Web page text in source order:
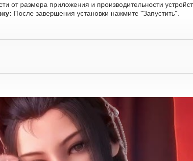
от размера приложения и производительности
После завершения установки нажмите "Запустить".